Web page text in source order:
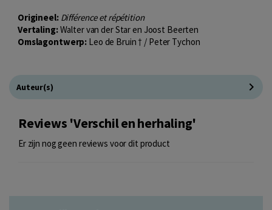
Origineel: Différence et répétition
Vertaling:Walter van der Star en Joost Beerten
Omslagontwerp: Leo de Bruin † / Peter Tychon
Auteur(s)
Reviews 'Verschil en herhaling'
Er zijn nog geen reviews voor dit product